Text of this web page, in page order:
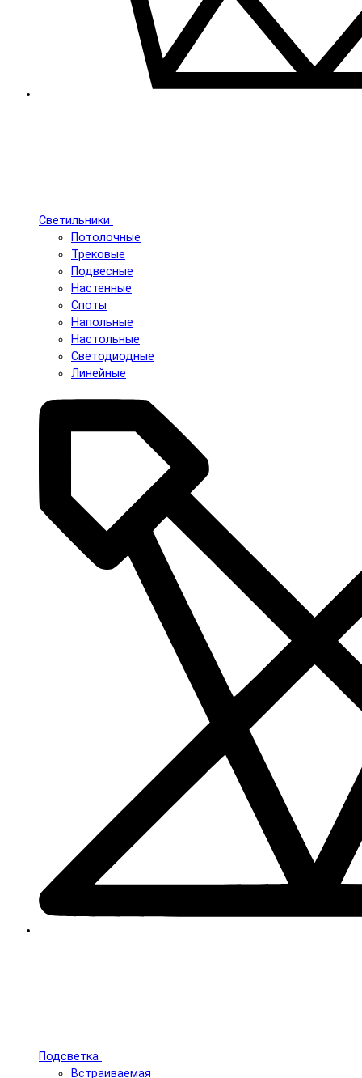
Светильники
Потолочные
Трековые
Подвесные
Настенные
Споты
Напольные
Настольные
Светодиодные
Линейные
Подсветка
Встраиваемая